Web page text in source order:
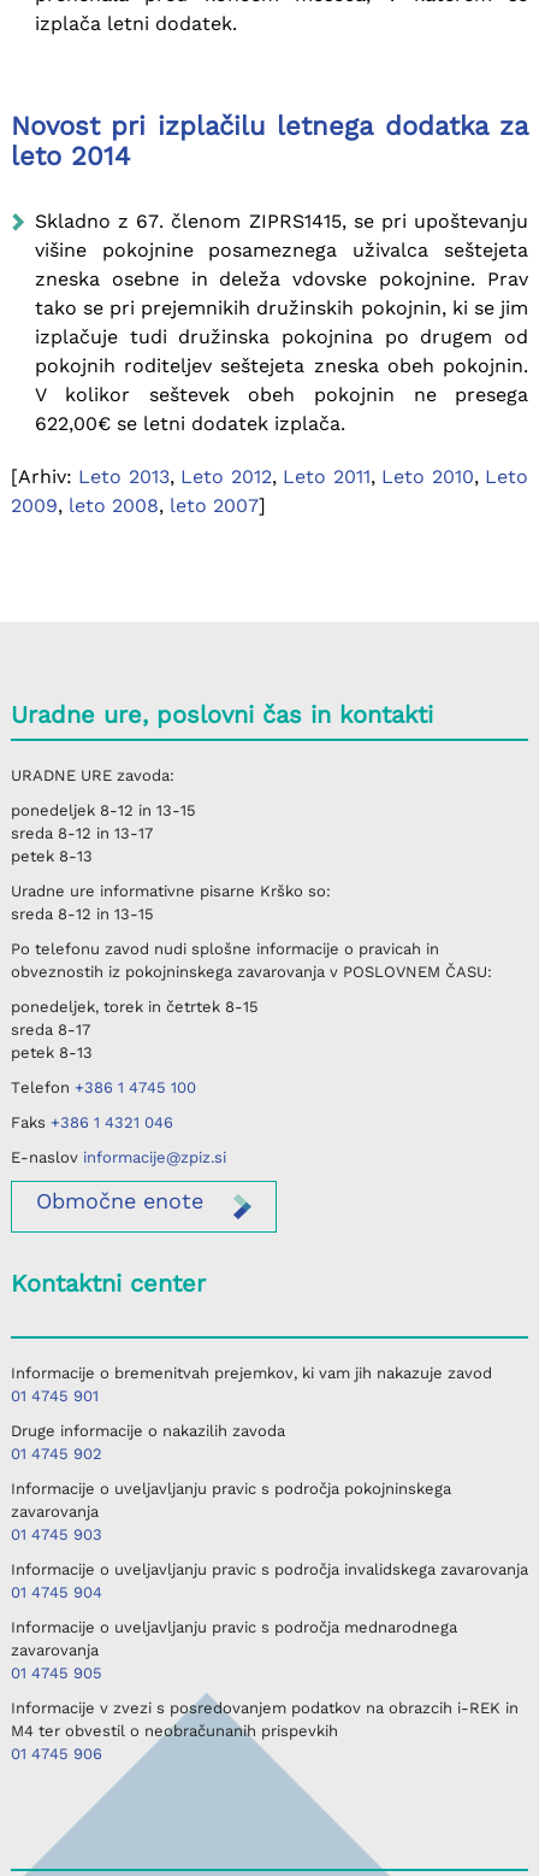
izplača letni dodatek.
Novost pri izplačilu letnega dodatka za
leto 2014
Skladno z 67. členom ZIPRS1415, se pri upoštevanju
višine pokojnine posameznega uživalca seštejeta
zneska osebne in deleža vdovske pokojnine. Prav
tako se pri prejemnikih družinskih pokojnin, ki se jim
izplačuje tudi družinska pokojnina po drugem od
pokojnih roditeljev seštejeta zneska obeh pokojnin.
V kolikor seštevek obeh pokojnin ne presega
622,00€ se letni dodatek izplača.
[Arhiv: Leto 2013, Leto 2012, Leto 2011, Leto 2010, Leto
2009, leto 2008, leto 2007]
Uradne ure, poslovni čas in kontakti
URADNE UREzavoda:
ponedeljek8-12 in 13-15
sreda 8-12 in 13-17
petek8-13
Uradne ure informativne pisarne Krško so:
sreda 8-12 in 13-15
Po telefonu zavod nudi splošne informacije o pravicah in
obveznostih iz pokojninskega zavarovanja v POSLOVNEM ČASU:
ponedeljek, torek in četrtek8-15
sreda 8-17
petek8-13
Telefon +386 1 4745 100
Faks +386 1 4321 046
E-naslov informacije@zpiz.si
Območneenote
Kontaktni center
Informacije o bremenitvah prejemkov, ki vam jih nakazuje zavod
01 4745 901
Druge informacije o nakazilih zavoda
01 4745 902
Informacije o uveljavljanju pravic s področja pokojninskega
zavarovanja
01 4745 903
Informacije o uveljavljanju pravic s področja invalidskega zavarovanja
01 4745 904
Informacije o uveljavljanju pravic s področja mednarodnega
zavarovanja
01 4745 905
Informacije v zvezi s posredovanjem podatkov na obrazcih i-REK in
M4 ter obvestil o neobračunanih prispevkih
01 4745 906